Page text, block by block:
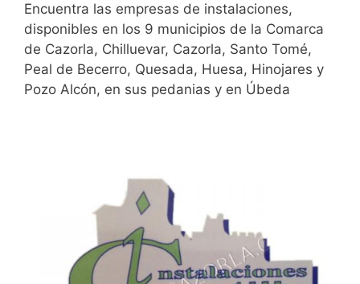
Encuentra las empresas de instalaciones,
disponibles en los 9 municipios de la Comarca
de Cazorla, Chilluevar, Cazorla, Santo Tomé,
Peal de Becerro, Quesada, Huesa, Hinojares y
Pozo Alcón, en sus pedanias y en Úbeda